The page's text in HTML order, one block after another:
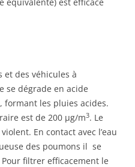
et des véhicules à
se dégrade en acide
formant les pluies acides.
est de 200 µg/m3. Le
En contact avec l’eau
des poumons il se
filtrer efficacement le